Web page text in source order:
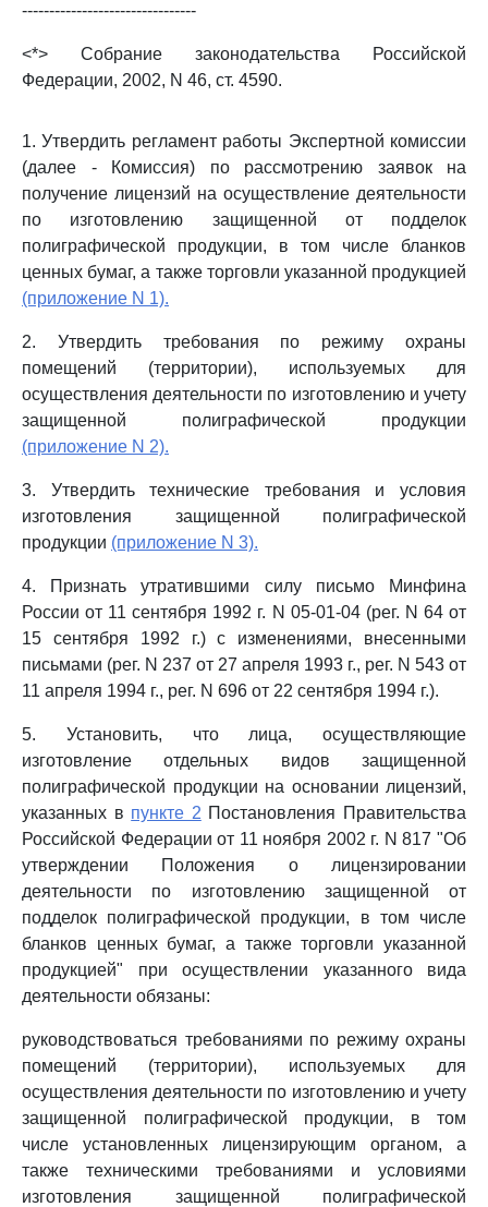
--------------------------------
<*> Собрание законодательства Российской
Федерации, 2002, N 46, ст. 4590.
1. Утвердить регламент работы Экспертной комиссии
(далее - Комиссия) по рассмотрению заявок на
получение лицензий на осуществление деятельности
по изготовлению защищенной от подделок
полиграфической продукции, в том числе бланков
ценных бумаг, а также торговли указанной продукцией
(приложение N 1).
2. Утвердить требования по режиму охраны
помещений (территории), используемых для
осуществления деятельности по изготовлению и учету
защищенной полиграфической продукции
(приложение N 2).
3. Утвердить технические требования и условия
изготовления защищенной полиграфической
продукции (приложение N 3).
4. Признать утратившими силу письмо Минфина
России от 11 сентября 1992 г. N 05-01-04 (рег. N 64 от
15 сентября 1992 г.) с изменениями, внесенными
письмами (рег. N 237 от 27 апреля 1993 г., рег. N 543 от
11 апреля 1994 г., рег. N 696 от 22 сентября 1994 г.).
5. Установить, что лица, осуществляющие
изготовление отдельных видов защищенной
полиграфической продукции на основании лицензий,
указанных в пункте 2 Постановления Правительства
Российской Федерации от 11 ноября 2002 г. N 817 "Об
утверждении Положения о лицензировании
деятельности по изготовлению защищенной от
подделок полиграфической продукции, в том числе
бланков ценных бумаг, а также торговли указанной
продукцией" при осуществлении указанного вида
деятельности обязаны:
руководствоваться требованиями по режиму охраны
помещений (территории), используемых для
осуществления деятельности по изготовлению и учету
защищенной полиграфической продукции, в том
числе установленных лицензирующим органом, а
также техническими требованиями и условиями
изготовления защищенной полиграфической